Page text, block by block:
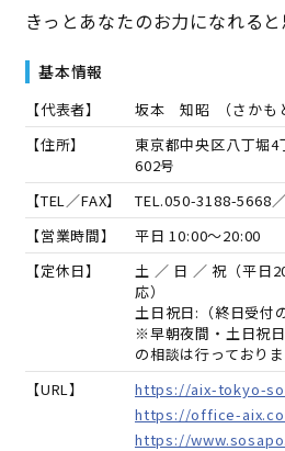
きっとあなたのお力になれると
基本情報
【代表者】 坂本 知昭 （さかも
【住所】
東京都中央区八丁堀
602号
【TEL／FAX】
TEL.050-3188-5668
【営業時間】
平日 10:00～20:00
【定休日】
土 ／ 日 ／ 祝（平日
応）
土日祝日:（終日受付
※早朝夜間・土日祝
の相談は行っておりま
【URL】
https://aix-tokyo-
https://office-
https://